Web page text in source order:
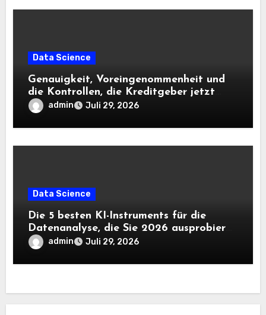
Data Science
Genauigkeit, Voreingenommenheit und
die Kontrollen, die Kreditgeber jetzt
benötigen |
admin Juli 29, 2026
Data Science
Die 5 besten KI-Instruments für die
Datenanalyse, die Sie 2026 ausprobieren
solltenadmin Juli 29, 2026